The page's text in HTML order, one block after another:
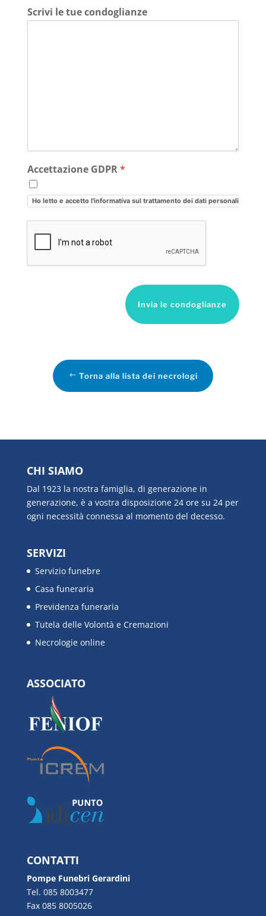
Scrivi le tue condoglianze
Accettazione GDPR*
Ho letto e accetto l'informativa sul trattamento dei dati personali
Invia le condoglianze
Torna alla lista dei necrologi
CHI SIAMO
Dal 1923 la nostra famiglia, di generazione in
generazione, è a vostra disposizione 24 ore su 24 per
ogni necessità connessa al momento del decesso.
SERVIZI
Servizio funebre
Casa funeraria
Previdenza funeraria
Tutela delle Volontà e Cremazioni
Necrologie online
ASSOCIATO
CONTATTI
Pompe Funebri Gerardini
Tel. 085 8003477
Fax 085 8005026